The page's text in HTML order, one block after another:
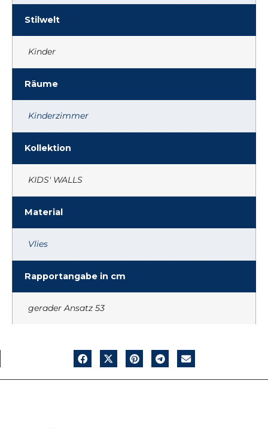
Stilwelt
Kinder
Räume
Kinderzimmer
Kollektion
KIDS' WALLS
Material
Vlies
Rapportangabe in cm
gerader Ansatz 53